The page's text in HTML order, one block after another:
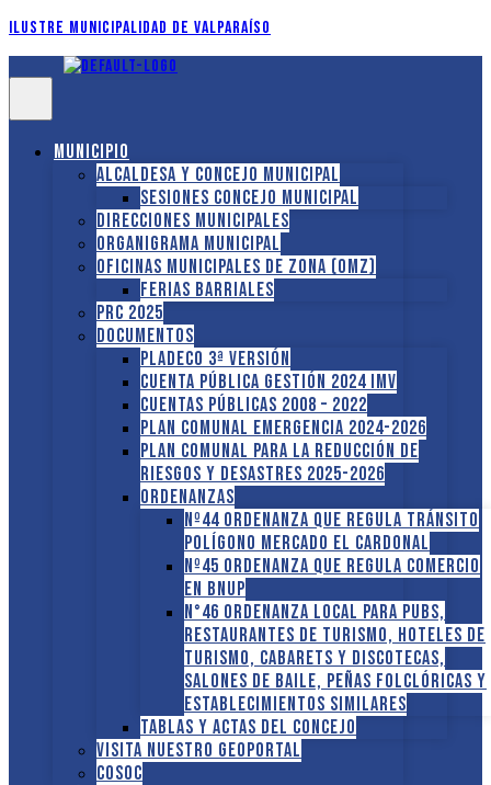
Ilustre Municipalidad de Valparaíso
Municipio
Alcaldesa y Concejo Municipal
Sesiones Concejo Municipal
Direcciones municipales
Organigrama Municipal
Oficinas Municipales de Zona (OMZ)
Ferias Barriales
PRC 2025
Documentos
PLADECO 3ª VERSIÓN
CUENTA PÚBLICA GESTIÓN 2024 IMV
Cuentas Públicas 2008 – 2022
PLAN COMUNAL EMERGENCIA 2024-2026
PLAN COMUNAL PARA LA REDUCCIÓN DE
RIESGOS Y DESASTRES 2025-2026
ORDENANZAS
Nº44 Ordenanza que regula tránsito
Polígono Mercado El Cardonal
Nº45 Ordenanza que regula comercio
en BNUP
N°46 Ordenanza local para pubs,
restaurantes de turismo, hoteles de
turismo, cabarets y discotecas,
salones de baile, peñas folclóricas y
establecimientos similares
Tablas y Actas del Concejo
Visita nuestro GEOPORTAL
COSOC